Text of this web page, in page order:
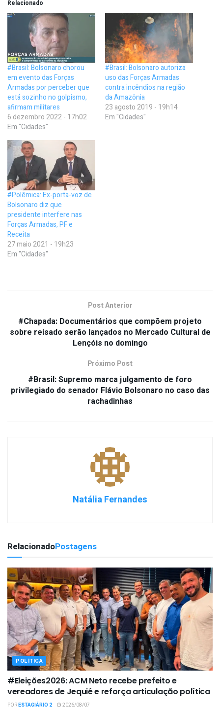
Relacionado
#Brasil: Bolsonaro chorou
em evento das Forças
Armadas por perceber que
está sozinho no golpismo,
afirmam militares
6 dezembro 2022 - 17h02
Em "Cidades"
#Brasil: Bolsonaro autoriza
uso das Forças Armadas
contra incêndios na região
da Amazônia
23 agosto 2019 - 19h14
Em "Cidades"
#Polêmica: Ex-porta-voz de
Bolsonaro diz que
presidente interfere nas
Forças Armadas, PF e
Receita
27 maio 2021 - 19h23
Em "Cidades"
Post Anterior
#Chapada: Documentários que compõem projeto
sobre reisado serão lançados no Mercado Cultural de
Lençóis no domingo
Próximo Post
#Brasil: Supremo marca julgamento de foro
privilegiado do senador Flávio Bolsonaro no caso das
rachadinhas
Natália Fernandes
RelacionadoPostagens
POLÍTICA
#Eleições2026: ACM Neto recebe prefeito e
vereadores de Jequié e reforça articulação política
PORESTAGIÁRIO 2 2026/08/07